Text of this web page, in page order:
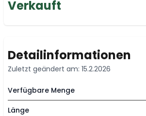
Verkauft
Detailinformationen
Zuletzt geändert am: 15.2.2026
Verfügbare Menge
Länge